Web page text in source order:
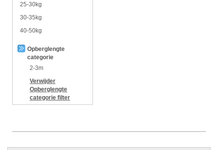
25-30kg
30-35kg
40-50kg
Opberglengte
categorie
2-3m
Verwijder
Opberglengte
categorie filter